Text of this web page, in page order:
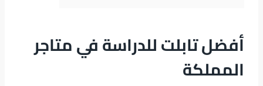
أفضل تابلت للدراسة في متاجر
المملكة